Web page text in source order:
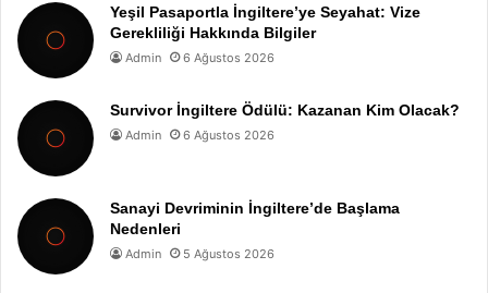
Yeşil Pasaportla İngiltere’ye Seyahat: Vize
Gerekliliği Hakkında Bilgiler
Admin 6 Ağustos 2026
Survivor İngiltere Ödülü: Kazanan Kim Olacak?
Admin 6 Ağustos 2026
Sanayi Devriminin İngiltere’de Başlama
Nedenleri
Admin 5 Ağustos 2026